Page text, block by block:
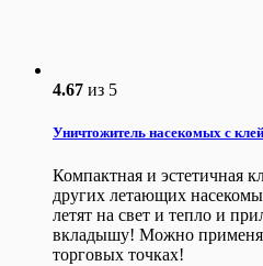
4.67 из 5
Уничтожитель насекомых с
Компактная и эстетичная
других летающих
летят на свет и тепло и
вкладышу! Можно
торговых точках!